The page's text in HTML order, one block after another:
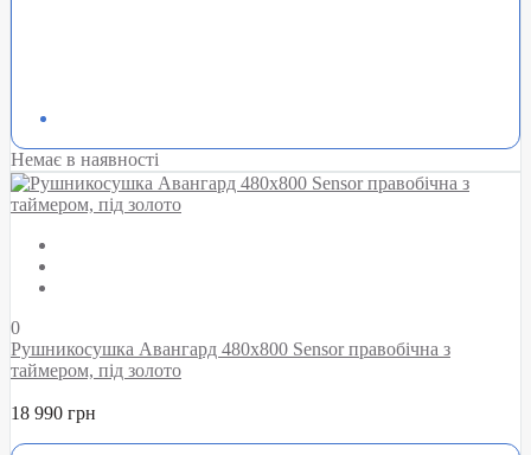
Немає в наявності
0
Рушникосушка Авангард 480х800 Sensor правобічна з
таймером, під золото
18 990 грн